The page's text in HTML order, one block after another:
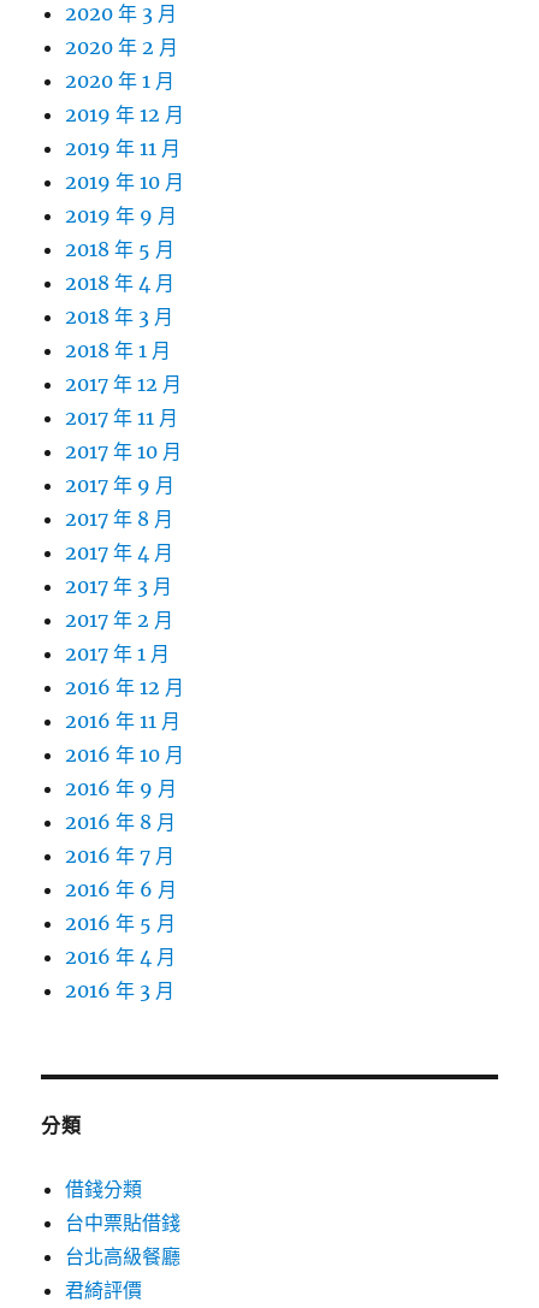
2020 年 3 月
2020 年 2 月
2020 年 1 月
2019 年 12 月
2019 年 11 月
2019 年 10 月
2019 年 9 月
2018 年 5 月
2018 年 4 月
2018 年 3 月
2018 年 1 月
2017 年 12 月
2017 年 11 月
2017 年 10 月
2017 年 9 月
2017 年 8 月
2017 年 4 月
2017 年 3 月
2017 年 2 月
2017 年 1 月
2016 年 12 月
2016 年 11 月
2016 年 10 月
2016 年 9 月
2016 年 8 月
2016 年 7 月
2016 年 6 月
2016 年 5 月
2016 年 4 月
2016 年 3 月
分類
借錢分類
台中票貼借錢
台北高級餐廳
君綺評價